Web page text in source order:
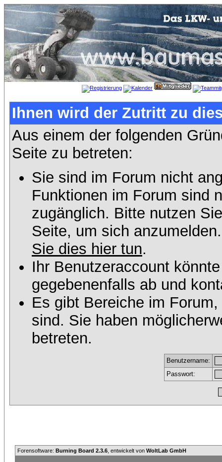
Ihnen wird der Zutritt zu
Aus einem der folgenden
Seite zu betreten:
Sie sind im Forum nicht
Funktionen im Forum sind
zugänglich. Bitte nutzen
Seite, um sich
Sie dies hier tun.
Ihr Benutzeraccount
gegebenenfalls ab und
Es gibt Bereiche im
sind. Sie haben
betreten.
Benutzername:
Passwort:
Forensoftware: Burning Board 2.3.6 , entwickelt von WoltLab GmbH